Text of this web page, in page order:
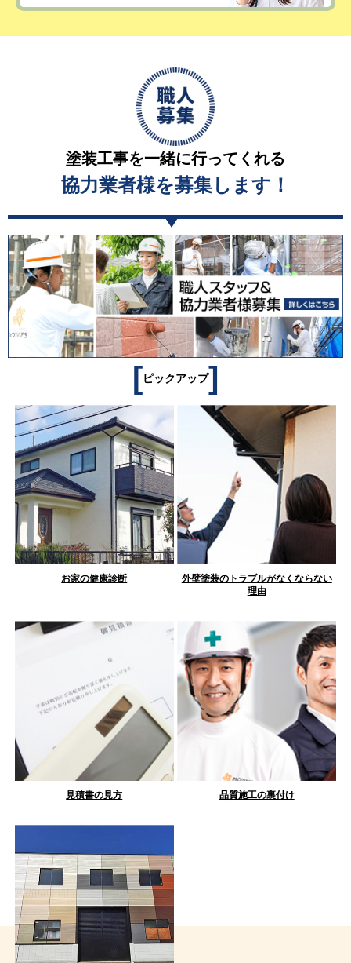
塗装工事を一緒に行ってくれる
協力業者様を募集します！
[ピックアップ]
お家の健康診断
外壁塗装のトラブルがなくならない
理由
見積書の見方 品質施工の裏付け